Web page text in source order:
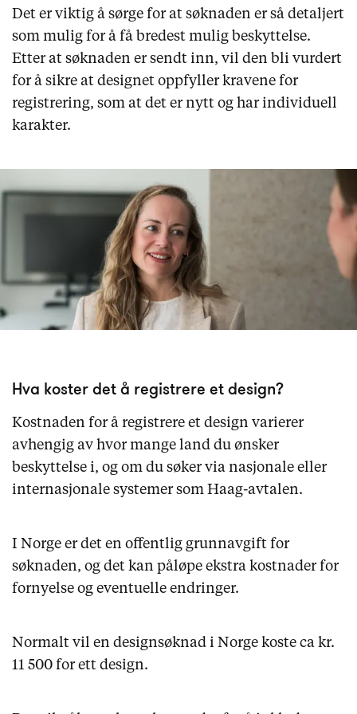
sende inn hvert design i separate søknader.
Det er viktig å sørge for at søknaden er så detaljert
som mulig for å få bredest mulig beskyttelse.
Etter at søknaden er sendt inn, vil den bli vurdert
for å sikre at designet oppfyller kravene for
registrering, som at det er nytt og har individuell
karakter.
Hva koster det å registrere et design?
Kostnaden for å registrere et design varierer
avhengig av hvor mange land du ønsker
beskyttelse i, og om du søker via nasjonale eller
internasjonale systemer som Haag-avtalen.
I Norge er det en offentlig grunnavgift for
søknaden, og det kan påløpe ekstra kostnader for
fornyelse og eventuelle endringer.
Normalt vil en designsøknad i Norge koste ca kr.
11 500 for ett design.